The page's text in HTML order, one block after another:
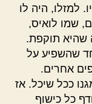
למזלו, היה לו
שמו לואיס,
תוקפת.
שהשפיע על
אחרים.
ככל שיכל. אז
כל כישוף